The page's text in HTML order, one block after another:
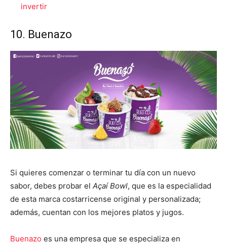
invertir
10. Buenazo
Si quieres comenzar o terminar tu día con un nuevo
sabor, debes probar el Açaí Bowl, que es la especialidad
de esta marca costarricense original y personalizada;
además, cuentan con los mejores platos y jugos.
Buenazo es una empresa que se especializa en